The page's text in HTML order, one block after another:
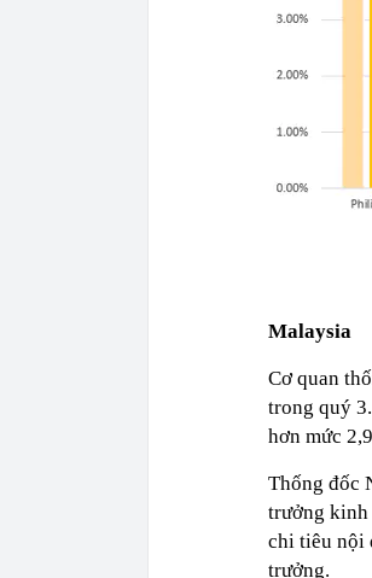
Malaysia
Cơ quan
trong quý
hơn mức
Thống đốc
trưởng kinh
chi tiêu nội
trưởng.